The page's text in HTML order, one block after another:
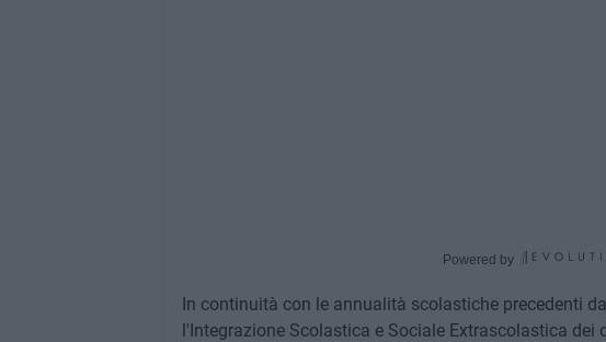
Powered by
In continuità con le annualità scolastiche precedenti
l'Integrazione Scolastica e Sociale Extrascolastica